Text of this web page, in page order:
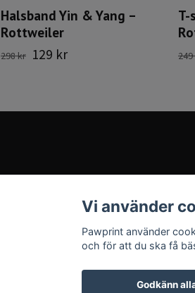
Halsband Yin & Yang –
Rottweiler
298 kr 129 kr
T-
Vi använder
Pawprint använder
och för att du ska få
Godkänn